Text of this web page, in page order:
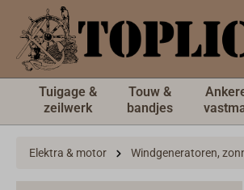
hoofdinhoud
Tuigage &
zeilwerk
Touw &
bandjes
Elektra & motor Windgeneratoren,